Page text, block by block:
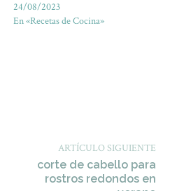
24/08/2023
En «Recetas de Cocina»
ARTÍCULO SIGUIENTE
corte de cabello para
rostros redondos en